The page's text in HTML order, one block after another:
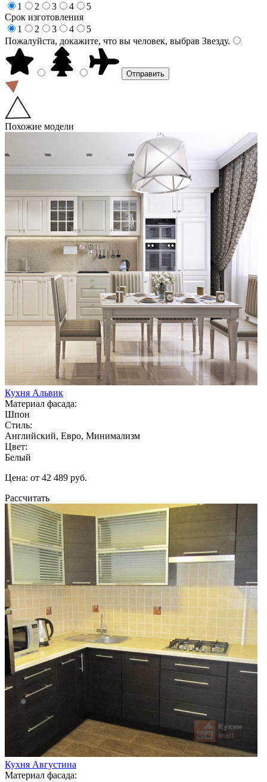
1
2 3 4
5
Срок изготовления
1
2 3 4
5
Пожалуйста, докажите, что вы человек, выбрав Звезду.
Похожие модели
Кухня Альвик
Материал фасада:
Шпон
Стиль:
Английский, Евро, Минимализм
Цвет:
Белый
Цена: от 42 489 руб.
Рассчитать
Кухня Августина
Материал фасада: